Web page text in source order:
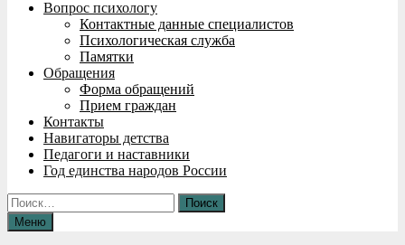
Вопрос психологу
Контактные данные специалистов
Психологическая служба
Памятки
Обращения
Форма обращений
Прием граждан
Контакты
Навигаторы детства
Педагоги и наставники
Год единства народов России
Найти:
Меню